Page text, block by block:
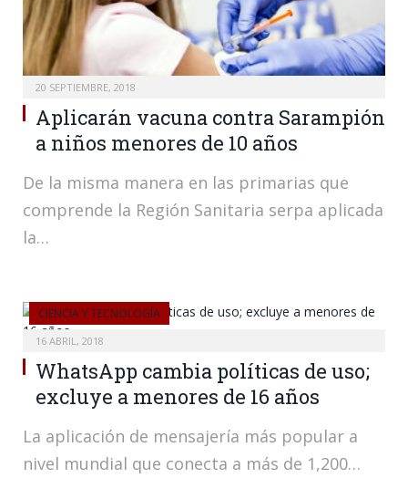
20 SEPTIEMBRE, 2018
Aplicarán vacuna contra Sarampión
a niños menores de 10 años
De la misma manera en las primarias que
comprende la Región Sanitaria serpa aplicada
la…
CIENCIA Y TECNOLOGÍA
16 ABRIL, 2018
WhatsApp cambia políticas de uso;
excluye a menores de 16 años
La aplicación de mensajería más popular a
nivel mundial que conecta a más de 1,200…